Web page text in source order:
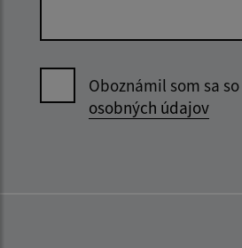
Oboznámil som sa so
osobných údajov